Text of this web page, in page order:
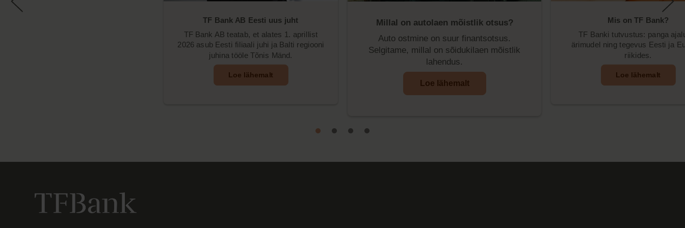
TF Bank AB Eesti uus juht
TF Bank AB teatab, et alates 1. aprillist
2026 asub Eesti filiaali juhi ja Balti regiooni
juhina tööle Tõnis Mänd.
Loe lähemalt
Millal on autolaen mõistlik otsus?
Auto ostmine on suur finantsotsus.
Selgitame, millal on sõidukilaen mõistlik
lahendus.
Loe lähemalt
Mis on TF Bank?
TF Banki tutvustus: panga
ärimudel ning tegevus Eesti ja
riikides.
Loe lähemalt